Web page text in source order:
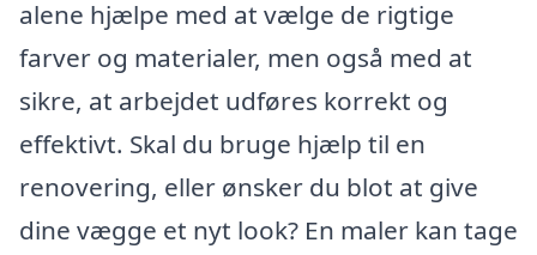
alene hjælpe med at vælge de rigtige
farver og materialer, men også med at
sikre, at arbejdet udføres korrekt og
effektivt. Skal du bruge hjælp til en
renovering, eller ønsker du blot at give
dine vægge et nyt look? En maler kan tage